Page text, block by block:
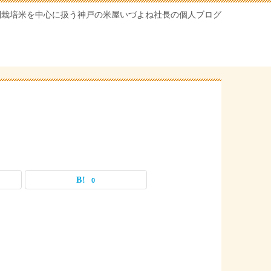
培米を中心に扱う神戸の米屋いづよね社長の個人ブログ
0